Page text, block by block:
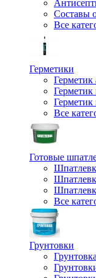
Составы
Все
Герметики
Герметик
Все
Готовые
Все
Грунтовки